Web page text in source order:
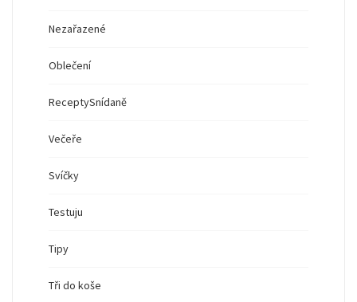
Nezařazené
Oblečení
ReceptySnídaně
Večeře
Svíčky
Testuju
Tipy
Tři do koše